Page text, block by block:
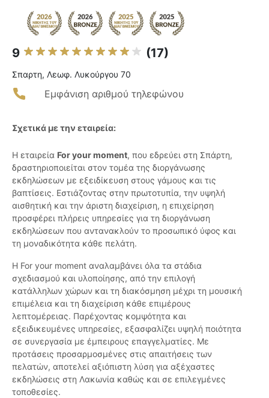
9 (17)
Σπαρτη, Λεωφ. Λυκούργου 70
Εμφάνιση αριθμού τηλεφώνου
Σχετικά με την εταιρεία:
Η εταιρεία For your moment, που εδρεύει στη Σπάρτη,
δραστηριοποιείται στον τομέα της διοργάνωσης
εκδηλώσεων με εξειδίκευση στους γάμους και τις
βαπτίσεις. Εστιάζοντας στην πρωτοτυπία, την υψηλή
αισθητική και την άριστη διαχείριση, η επιχείρηση
προσφέρει πλήρεις υπηρεσίες για τη διοργάνωση
εκδηλώσεων που αντανακλούν το προσωπικό ύφος και
τη μοναδικότητα κάθε πελάτη.
Η For your moment αναλαμβάνει όλα τα στάδια
σχεδιασμού και υλοποίησης, από την επιλογή
κατάλληλων χώρων και τη διακόσμηση μέχρι τη μουσική
επιμέλεια και τη διαχείριση κάθε επιμέρους
λεπτομέρειας. Παρέχοντας κομψότητα και
εξειδικευμένες υπηρεσίες, εξασφαλίζει υψηλή ποιότητα
σε συνεργασία με έμπειρους επαγγελματίες. Με
προτάσεις προσαρμοσμένες στις απαιτήσεις των
πελατών, αποτελεί αξιόπιστη λύση για αξέχαστες
εκδηλώσεις στη Λακωνία καθώς και σε επιλεγμένες
τοποθεσίες.